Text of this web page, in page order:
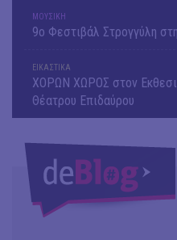
ΜΟΥΣΙΚΗ
9o Φεστιβάλ Στρογγύλη
ΕΙΚΑΣΤΙΚΑ
ΧΟΡΩΝ ΧΩΡΟΣ στον
Θέατρου Επιδαύρου